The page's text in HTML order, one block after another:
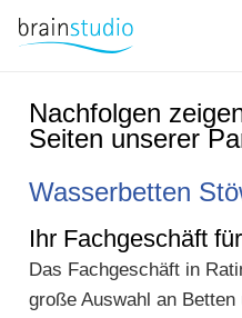
Nachfolgen
Seiten unserer
Wasserbetten
Ihr Fachgeschäft
Das Fachgeschäft in
große Auswahl an